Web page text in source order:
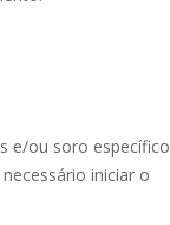
e/ou soro específico
iniciar o